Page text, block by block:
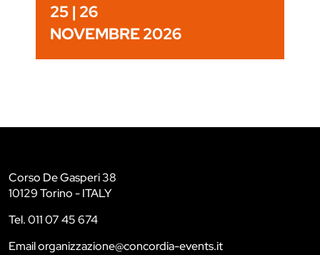
25 | 26
NOVEMBRE 2026
Corso De Gasperi 38
10129 Torino - ITALY
Tel. 011 07 45 674
Email organizzazione@concordia-events.it